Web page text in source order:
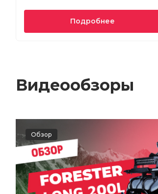
Подробнее
Видеообзоры
Обзор